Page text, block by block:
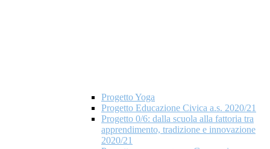
Progetto Yoga
Progetto Educazione Civica a.s. 2020/21
Progetto 0/6: dalla scuola alla fattoria tra
apprendimento, tradizione e innovazione
2020/21